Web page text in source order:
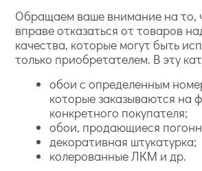
Обращаем ваше внимание на то,
вправе отказаться от товаров
качества, которые могут быть
только приобретателем. В эту
обои с определенным
которые заказываются на
конкретного покупателя;
обои, продающиеся
декоративная штукатурка;
колерованные ЛКМ и др.